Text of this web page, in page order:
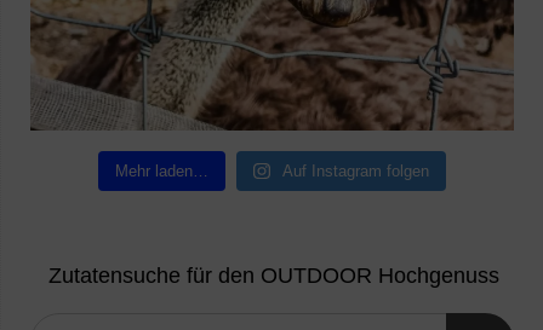
Mehr laden… Auf Instagram folgen
Zutatensuche für den OUTDOOR Hochgenuss